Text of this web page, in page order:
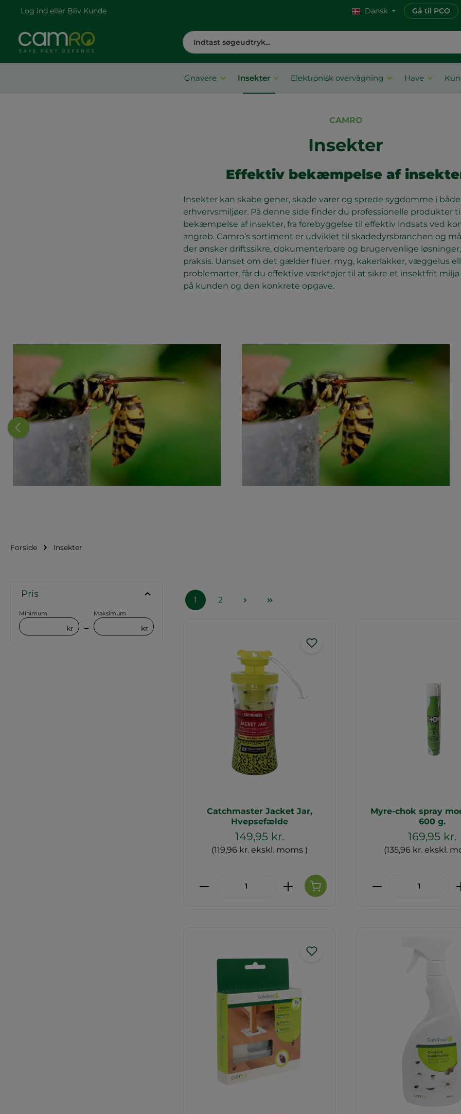
Log ind eller Bliv Kunde Dansk Gå til PCO
Gnavere Insekter Elektronisk overvågning Have
CAMRO
Insekter
Effektiv bekæmpelse af
Insekter kan skabe gener, skade varer og sprede sygdomme i
erhvervsmiljøer. På denne side finder du professionelle produkter
bekæmpelse af insekter, fra forebyggelse til effektiv indsats ved
angreb. Camro’s sortiment er udviklet til skadedyrsbranchen og
der ønsker driftssikre, dokumenterbare og brugervenlige
praksis. Uanset om det gælder fluer, myg, kakerlakker, væggelus
problemarter, får du effektive værktøjer til at sikre et insektfrit
på kunden og den konkrete opgave.
Forside Insekter
Pris
Minimum
kr –
Maksimum
kr
1 2
Catchmaster Jacket Jar,
Hvepsefælde
149,95 kr.
(119,96 kr. ekskl. moms )
Produktmængde: Indtast den ønskede
Myre-chok spray
600 g.
169,95 kr.
(135,96 kr. ekskl.